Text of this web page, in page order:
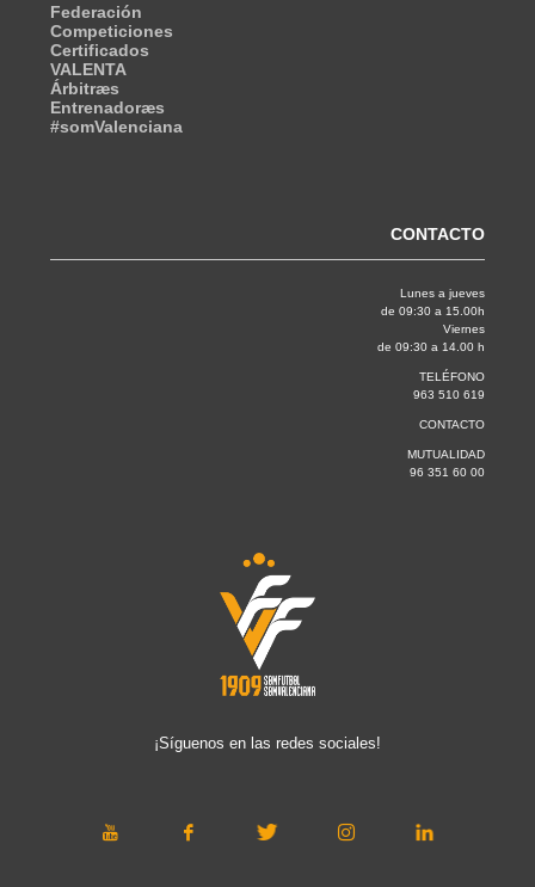
Federación
Competiciones
Certificados
VALENTA
Árbitræs
Entrenadoræs
#somValenciana
CONTACTO
Lunes a jueves
de 09:30 a 15.00h
Viernes
de 09:30 a 14.00 h
TELÉFONO
963 510 619
CONTACTO
MUTUALIDAD
96 351 60 00
¡Síguenos en las redes sociales!